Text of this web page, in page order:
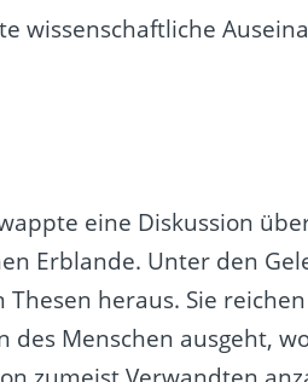
wissenschaftliche
eine Diskussion
Erblande. Unter den
heraus. Sie
des Menschen ausgeht,